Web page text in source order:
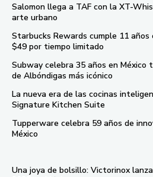
Salomon llega a TAF con la XT-
arte urbano
Starbucks Rewards cumple 11 años
$49 por tiempo limitado
Subway celebra 35 años en México
de Albóndigas más icónico
La nueva era de las cocinas
Signature Kitchen Suite
Tupperware celebra 59 años de
México
Una joya de bolsillo: Victorinox